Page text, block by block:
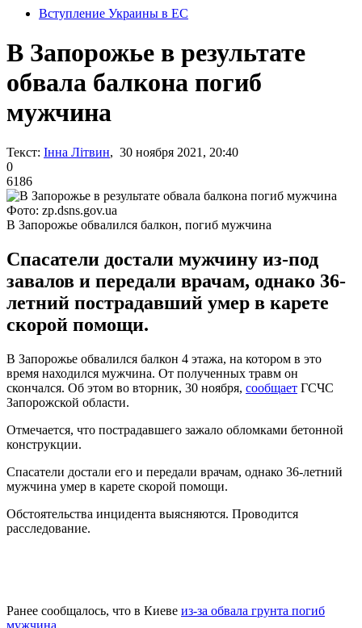
Вступление Украины в ЕС
В Запорожье в результате
обвала балкона погиб
мужчина
Текст: Інна Літвин, 30 ноября 2021, 20:40
0
6186
Фото: zp.dsns.gov.ua
В Запорожье обвалился балкон, погиб мужчина
Спасатели достали мужчину из-под
завалов и передали врачам, однако 36-
летний пострадавший умер в карете
скорой помощи.
В Запорожье обвалился балкон 4 этажа, на котором в это
время находился мужчина. От полученных травм он
скончался. Об этом во вторник, 30 ноября, сообщает ГСЧС
Запорожской области.
Отмечается, что пострадавшего зажало обломками бетонной
конструкции.
Спасатели достали его и передали врачам, однако 36-летний
мужчина умер в карете скорой помощи.
Обстоятельства инцидента выясняются. Проводится
расследование.
Ранее сообщалось, что в Киеве из-за обвала грунта погиб
мужчина.